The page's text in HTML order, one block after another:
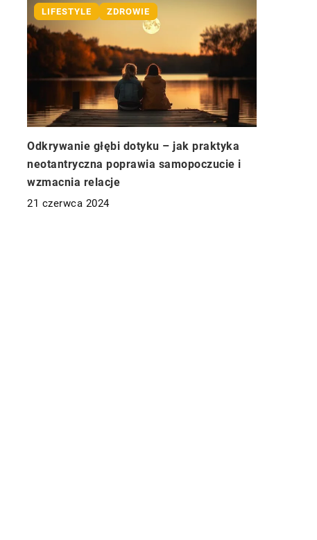
LIFESTYLE ZDROWIE
Odkrywanie głębi dotyku – jak praktyka
neotantryczna poprawia samopoczucie i
wzmacnia relacje
21 czerwca 2024